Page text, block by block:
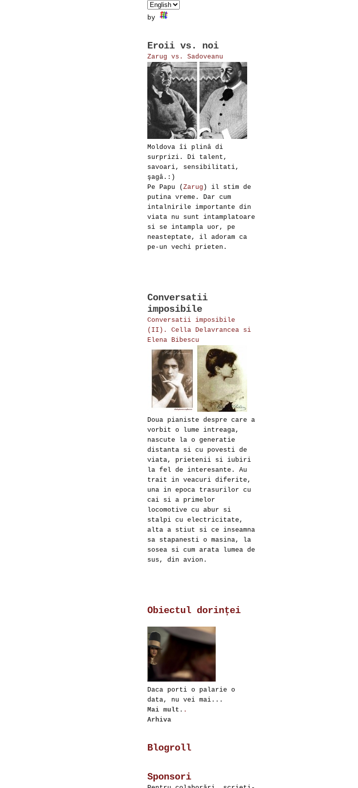
by
Eroii vs. noi
Zarug vs. Sadoveanu
Moldova îi plinâ di
surprizi. Di talent,
savoari, sensibilitati,
şagâ.:)
Pe Papu ( Zarug ) il stim de
putina vreme. Dar cum
intalnirile importante din
viata nu sunt intamplatoare
si se intampla uor, pe
neasteptate, il adoram ca
pe-un vechi prieten.
Conversatii
imposibile
Conversatii imposibile
(II). Cella Delavrancea si
Elena Bibescu
Doua pianiste despre care a
vorbit o lume intreaga,
nascute la o generatie
distanta si cu povesti de
viata, prietenii si iubiri
la fel de interesante. Au
trait in veacuri diferite,
una in epoca trasurilor cu
cai si a primelor
locomotive cu abur si
stalpi cu electricitate,
alta a stiut si ce inseamna
sa stapanesti o masina, la
sosea si cum arata lumea de
sus, din avion.
Obiectul dorinței
Daca porti o palarie o
data, nu vei mai...
Mai mult. .
Arhiva
Blogroll
Sponsori